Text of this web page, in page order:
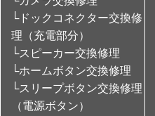
└ドックコネクター交換修
理（充電部分）
└スピーカー交換修理
└ホームボタン交換修理
└スリープボタン交換修理
（電源ボタン）